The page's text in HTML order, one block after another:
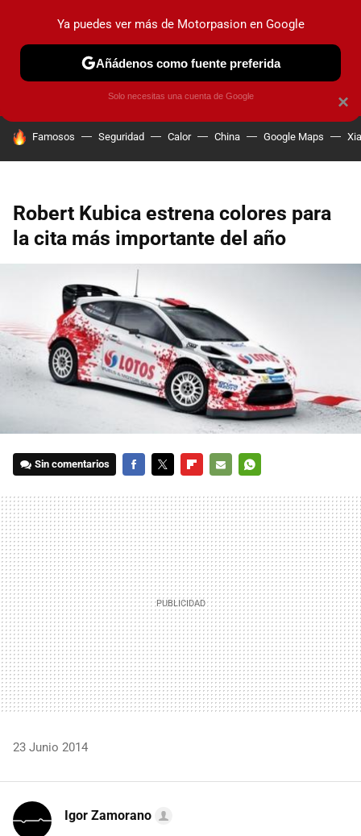
PRUEBAS COCHES ELÉCTRICOS OBSERVATORIO
HOY SE HABLA DE
Famosos Seguridad Calor China Google Maps
Robert Kubica estrena colores para
la cita más importante del año
Sin comentarios
MAIL
23 Junio 2014
Igor Zamorano
×
Ya puedes ver más de Motorpasion en Google
Añádenos como fuente preferida
Solo necesitas una cuenta de Google